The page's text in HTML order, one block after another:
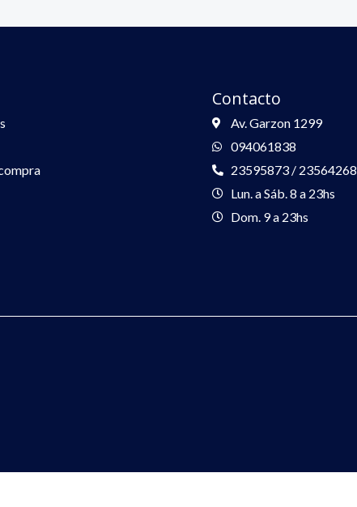
Contacto
Av. Garzon 1299
094061838
23595873 / 23564268
Lun. a Sáb. 8 a 23hs
Dom. 9 a 23hs